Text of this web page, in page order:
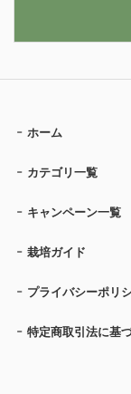
ホーム
カテゴリ一覧
キャンペーン一覧
栽培ガイド
プライバシーポリ
特定商取引法に基